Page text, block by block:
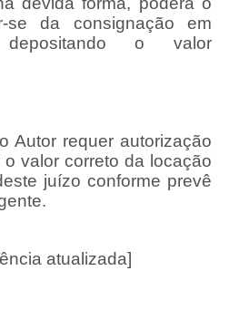
se da consignação em
depositando o valor
Autor requer autorização
o valor correto da locação
juízo conforme prevê
atualizada]